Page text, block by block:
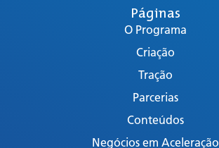
Páginas
O Programa
Criação
Tração
Parcerias
Conteúdos
Negócios em Aceleração